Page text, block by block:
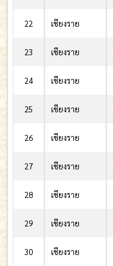
22 เชียงราย
23 เชียงราย
24 เชียงราย
25 เชียงราย
26 เชียงราย
27 เชียงราย
28 เชียงราย
29 เชียงราย
30 เชียงราย